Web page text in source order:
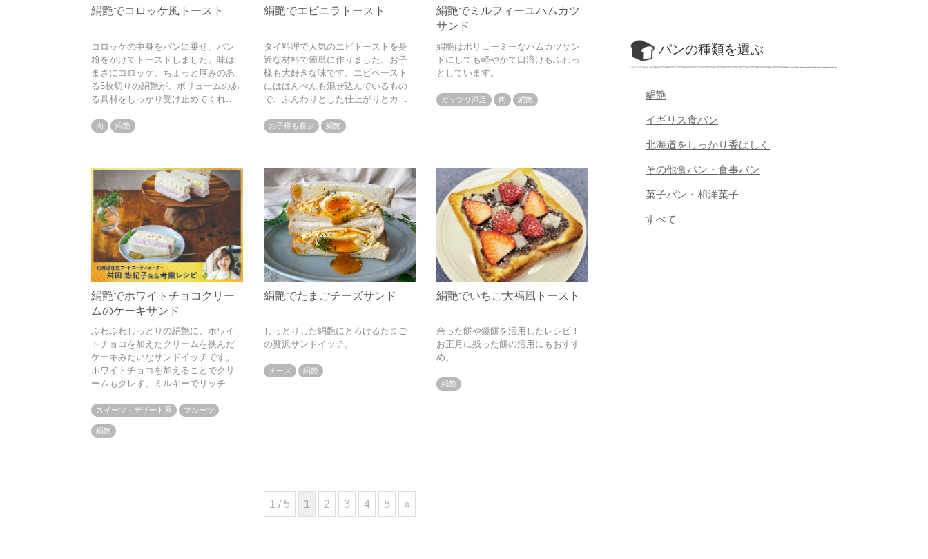
絹艶でコロッケ風トースト
コロッケの中身をパンに乗せ、パン
粉をかけてトーストしました。味は
まさにコロッケ。ちょっと厚みのあ
る5枚切りの絹艶が、ボリュームのあ
る具材をしっかり受け止めてくれま
イッチを作った時に切り落としたパ
肉 絹艶
絹艶でエビニラトースト
タイ料理で人気のエビトーストを身
近な材料で簡単に作りました。お子
様も大好きな味です。エビペースト
にははんぺんも混ぜ込んでいるもの
で、ふんわりとした仕上がりとカサ
お子様も喜ぶ 絹艶
絹艶でミルフィーユハムカツ
サンド
絹艶はボリューミーなハムカツサン
ドにしても軽やかで口溶けもふわっ
としています。
ガッツリ満足 肉 絹艶
絹艶でホワイトチョコクリー
ムのケーキサンド
ふわふわしっとりの絹艶に、ホワイ
トチョコを加えたクリームを挟んだ
ケーキみたいなサンドイッチです。
ホワイトチョコを加えることでクリ
ームもダレず、ミルキーでリッチな
ジャムを混ぜて是非冷やしてお召し
上がりください
スイーツ・デザート系 フルーツ
絹艶
絹艶でたまごチーズサンド
しっとりした絹艶にとろけるたまご
の贅沢サンドイッチ。
チーズ 絹艶
絹艶でいちご大福風トースト
余った餅や鏡餅を活用したレシピ！
お正月に残った餅の活用にもおすす
め。
絹艶
1 / 5 1 2 3 4 5 »
パンの種類を選ぶ
絹艶
イギリス食パン
北海道をしっかり香ばしく
その他食パン・食事パン
菓子パン・和洋菓子
すべて